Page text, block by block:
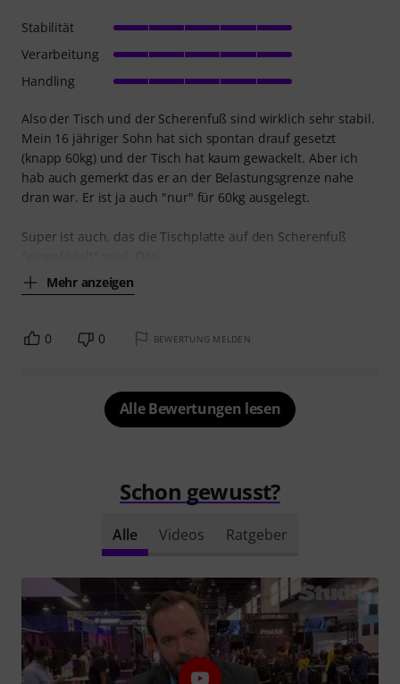
Also der Tisch und der Scherenfuß sind wirklich sehr stabil.
Mein 16 jähriger Sohn hat sich spontan drauf gesetzt
(knapp 60kg) und der Tisch hat kaum gewackelt. Aber ich
hab auch gemerkt das er an der Belastungsgrenze nahe
dran war. Er ist ja auch "nur" für 60kg ausgelegt.
Super ist auch, das die Tischplatte auf den Scherenfuß
Mehr anzeigen
Stabilität
Verarbeitung
Handling
0 0 BEWERTUNG MELDEN
Alle Bewertungen lesen
Schon gewusst?
Alle Videos Ratgeber